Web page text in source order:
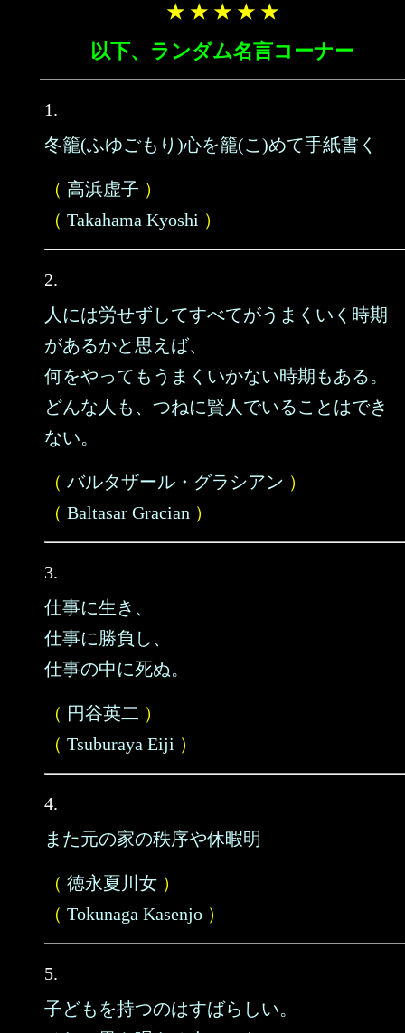
★ ★ ★ ★ ★
以下、ランダム名言コーナー
1.
冬籠(ふゆごもり)心を籠(こ)めて手紙書く
（ 高浜虚子 ）
（ Takahama Kyoshi ）
2.
人には労せずしてすべてがうまくいく時期
があるかと思えば、
何をやってもうまくいかない時期もある。
どんな人も、つねに賢人でいることはでき
ない。
（ バルタザール・グラシアン ）
（ Baltasar Gracian ）
3.
仕事に生き、
仕事に勝負し、
仕事の中に死ぬ。
（ 円谷英二 ）
（ Tsuburaya Eiji ）
4.
また元の家の秩序や休暇明
（ 徳永夏川女 ）
（ Tokunaga Kasenjo ）
5.
子どもを持つのはすばらしい。